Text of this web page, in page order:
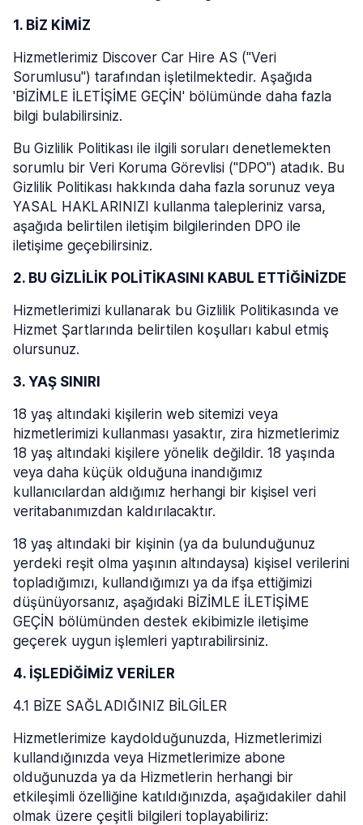
1. BİZ KİMİZ
Hizmetlerimiz Discover Car Hire AS ("Veri
Sorumlusu") tarafından işletilmektedir. Aşağıda
'BİZİMLE İLETİŞİME GEÇİN' bölümünde daha fazla
bilgi bulabilirsiniz.
Bu Gizlilik Politikası ile ilgili soruları denetlemekten
sorumlu bir Veri Koruma Görevlisi ("DPO") atadık. Bu
Gizlilik Politikası hakkında daha fazla sorunuz veya
YASAL HAKLARINIZI kullanma talepleriniz varsa,
aşağıda belirtilen iletişim bilgilerinden DPO ile
iletişime geçebilirsiniz.
2. BU GİZLİLİK POLİTİKASINI KABUL ETTİĞİNİZDE
Hizmetlerimizi kullanarak bu Gizlilik Politikasında ve
Hizmet Şartlarında belirtilen koşulları kabul etmiş
olursunuz.
3. YAŞ SINIRI
18 yaş altındaki kişilerin web sitemizi veya
hizmetlerimizi kullanması yasaktır, zira hizmetlerimiz
18 yaş altındaki kişilere yönelik değildir. 18 yaşında
veya daha küçük olduğuna inandığımız
kullanıcılardan aldığımız herhangi bir kişisel veri
veritabanımızdan kaldırılacaktır.
18 yaş altındaki bir kişinin (ya da bulunduğunuz
yerdeki reşit olma yaşının altındaysa) kişisel verilerini
topladığımızı, kullandığımızı ya da ifşa ettiğimizi
düşünüyorsanız, aşağıdaki BİZİMLE İLETİŞİME
GEÇİN bölümünden destek ekibimizle iletişime
geçerek uygun işlemleri yaptırabilirsiniz.
4. İŞLEDİĞİMİZ VERİLER
4.1 BİZE SAĞLADIĞINIZ BİLGİLER
Hizmetlerimize kaydolduğunuzda, Hizmetlerimizi
kullandığınızda veya Hizmetlerimize abone
olduğunuzda ya da Hizmetlerin herhangi bir
etkileşimli özelliğine katıldığınızda, aşağıdakiler dahil
olmak üzere çeşitli bilgileri toplayabiliriz: